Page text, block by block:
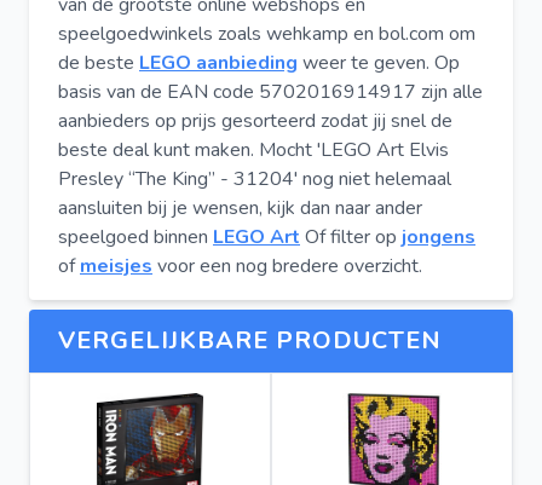
speelgoedwinkels zoals wehkamp en bol.com om
de beste LEGO aanbieding weer te geven. Op
basis van de EAN code 5702016914917 zijn alle
aanbieders op prijs gesorteerd zodat jij snel de
beste deal kunt maken. Mocht 'LEGO Art Elvis
Presley “The King” - 31204' nog niet helemaal
aansluiten bij je wensen, kijk dan naar ander
speelgoed binnen LEGO Art Of filter op jongens
ofmeisjes voor een nog bredere overzicht.
VERGELIJKBARE PRODUCTEN